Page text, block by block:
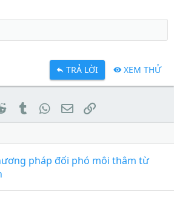
TRẢ LỜI XEM THỬ
Reddit Tumblr WhatsApp
EmailLink
pháp đối phó môi thâm từ